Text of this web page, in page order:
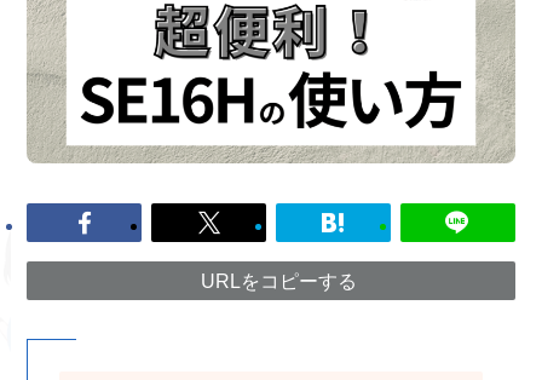
URLをコピーする